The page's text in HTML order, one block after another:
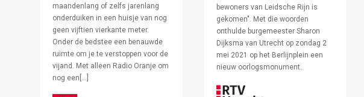
maandenlang of zelfs jarenlang
onderduiken in een huisje van nog
geen vijftien vierkante meter.
Onder de bedstee een benauwde
ruimte om je te verstoppen voor de
vijand. Met alleen Radio Oranje om
nog een[…]
bewoners van Leidsche Rijn is
gekomen". Met die woorden
onthulde burgemeester Sharon
Dijksma van Utrecht op zondag 2
mei 2021 op het Berlijnplein een
nieuw oorlogsmonument.